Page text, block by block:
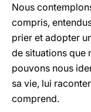
Nous
compris,
prier et adopter
de situations que
pouvons nous
sa vie, lui
comprend.